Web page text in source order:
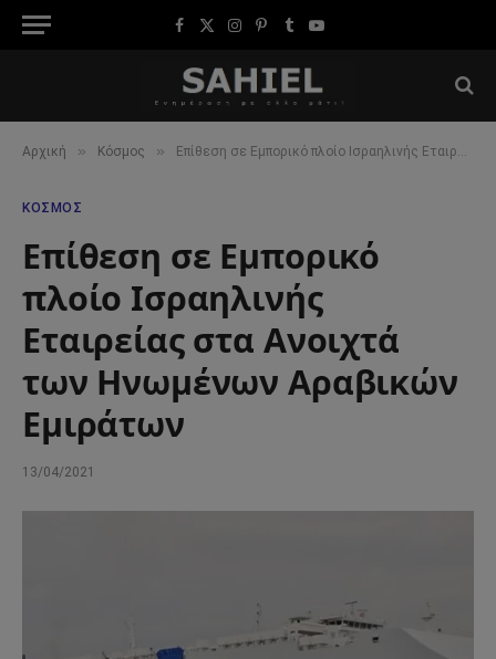
Facebook
X
Instagram
Pinterest
TumblrYouTube
Αρχική » Κόσμος » Επίθεση σε Εμπορικό πλοίο Ισραηλινής Εταιρείας στα Ανοιχτά των Ηνωμένων Αραβικών Εμιράτων
ΚΌΣΜΟΣ
Επίθεση σε Εμπορικό
πλοίο Ισραηλινής
Εταιρείας στα Ανοιχτά
των Ηνωμένων Αραβικών
Εμιράτων
13/04/2021